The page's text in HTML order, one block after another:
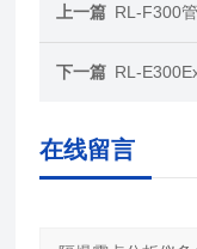
上一篇 RL-F300
下一篇 RL-
在线留言